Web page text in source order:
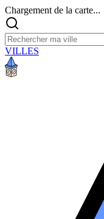
Chargement de la carte...
VILLES